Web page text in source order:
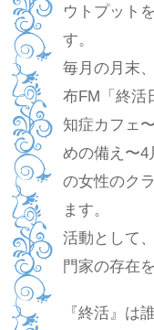
ウトプット
す。
毎月の月末
布FM「終活
知症カフェ
めの備え〜4
の女性のク
ます。
活動として
門家の存在
『終活』は